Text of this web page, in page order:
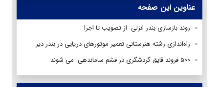
عناوین این صفحه
روند بازسازی بندر انزلی از تصویب تا اجرا
راه‌اندازی رشته هنرستانی تعمیر موتورهای دریایی در بندر دیر
۵۰۰ فروند قایق گردشگری در قشم ساماندهی می شوند